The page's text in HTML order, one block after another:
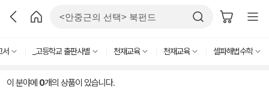
서 _고등학교 출판사별 천재교육 천재교육 셀파해법수학
이 분야에 0개의 상품이 있습니다.